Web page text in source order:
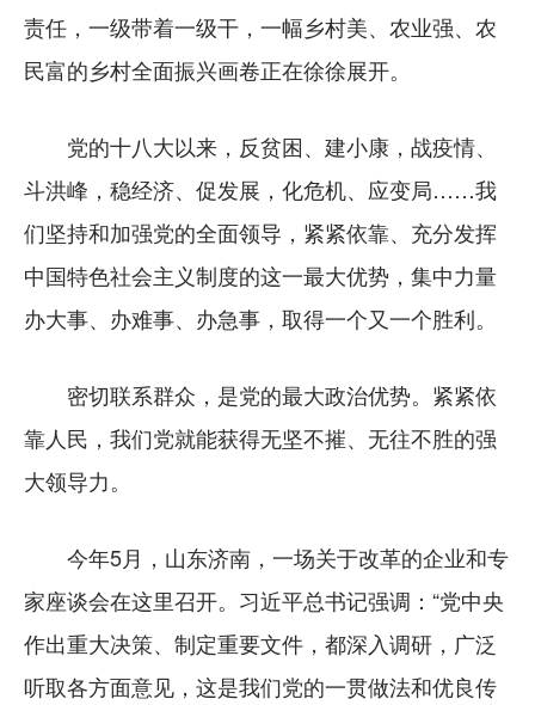
责任，一级带着一级干，一幅乡村美、农业强、农
民富的乡村全面振兴画卷正在徐徐展开。
党的十八大以来，反贫困、建小康，战疫情、
斗洪峰，稳经济、促发展，化危机、应变局……我
们坚持和加强党的全面领导，紧紧依靠、充分发挥
中国特色社会主义制度的这一最大优势，集中力量
办大事、办难事、办急事，取得一个又一个胜利。
密切联系群众，是党的最大政治优势。紧紧依
靠人民，我们党就能获得无坚不摧、无往不胜的强
大领导力。
今年5月，山东济南，一场关于改革的企业和专
家座谈会在这里召开。习近平总书记强调：“党中央
作出重大决策、制定重要文件，都深入调研，广泛
听取各方面意见，这是我们党的一贯做法和优良传